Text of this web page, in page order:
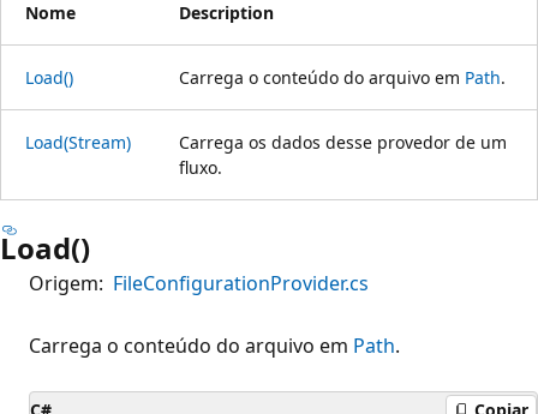
Nome Description
Load() Carrega o conteúdo do arquivo em Path.
Load(Stream)
Carrega os dados desse provedor de um
fluxo.
Load()
Origem: FileConfigurationProvider.cs
Carrega o conteúdo do arquivo em Path.
C#